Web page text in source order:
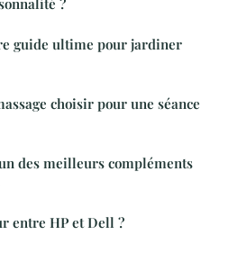
?
guide ultime pour jardiner
choisir pour une séance
des meilleurs compléments
entre HP et Dell ?